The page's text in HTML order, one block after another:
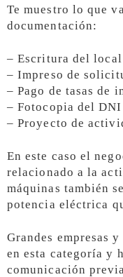
Te muestro lo que
documentación:
– Escritura del local
– Impreso de
– Pago de tasas de
– Fotocopia del DNI
– Proyecto de
En este caso el
relacionado a la
máquinas también
potencia eléctrica
Grandes empresas
en esta categoría y
comunicación